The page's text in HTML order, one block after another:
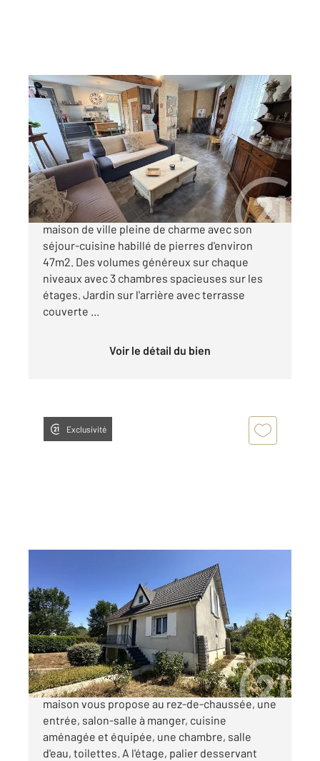
CHATEAUROUX 36
97 m2, 4 pièces
Ref : 10120
Maison à vendre
183 400 €
CHATEAUROUX, Les Marins, découvrez cette
maison de ville pleine de charme avec son
séjour-cuisine habillé de pierres d'environ
47m2. Des volumes généreux sur chaque
niveaux avec 3 chambres spacieuses sur les
étages. Jardin sur l'arrière avec terrasse
couverte ...
Voir le détail du bien
Exclusivité
Ref : 10209
Maison à vendre
159 000 €
CHATEAUROUX. Dans un secteur calme, cette
maison vous propose au rez-de-chaussée, une
entrée, salon-salle à manger, cuisine
aménagée et équipée, une chambre, salle
d'eau, toilettes. A l'étage, palier desservant